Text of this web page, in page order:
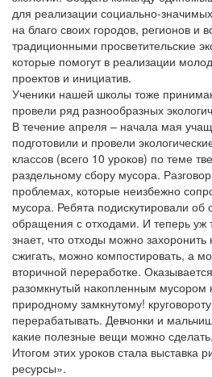
для реализации социально-
на благо своих городов, регионов и
традиционными просветительские
которые помогут в реализации
проектов и инициатив.
Ученики нашей школы тоже
провели ряд разнообразных
В течение апреля – начала мая
подготовили и провели
классов (всего 10 уроков) по теме
раздельному сбору мусора.
проблемах, которые неизбежно
мусора. Ребята подискутировали об
обращения с отходами. И теперь уж
знает, что отходы можно
сжигать, можно компостировать, а
вторичной переработке.
разомкнутый накопленным мусором
природному замкнутому!
перерабатывать. Девчонки и
какие полезные вещи можно
Итогом этих уроков стала выставка
ресурсы».